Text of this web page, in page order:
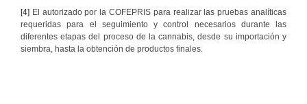
[4] El autorizado por la COFEPRIS para realizar las pruebas analíticas
requeridas para el seguimiento y control necesarios durante las
diferentes etapas del proceso de la cannabis, desde su importación y
siembra, hasta la obtención de productos finales.